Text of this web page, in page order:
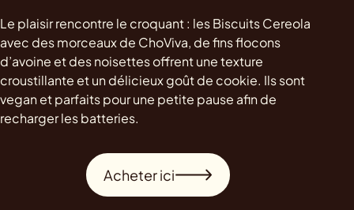
Le plaisir rencontre le croquant : les Biscuits Cereola
avec des morceaux de ChoViva, de fins flocons
d’avoine et des noisettes offrent une texture
croustillante et un délicieux goût de cookie. Ils sont
vegan et parfaits pour une petite pause afin de
recharger les batteries.
Acheter ici